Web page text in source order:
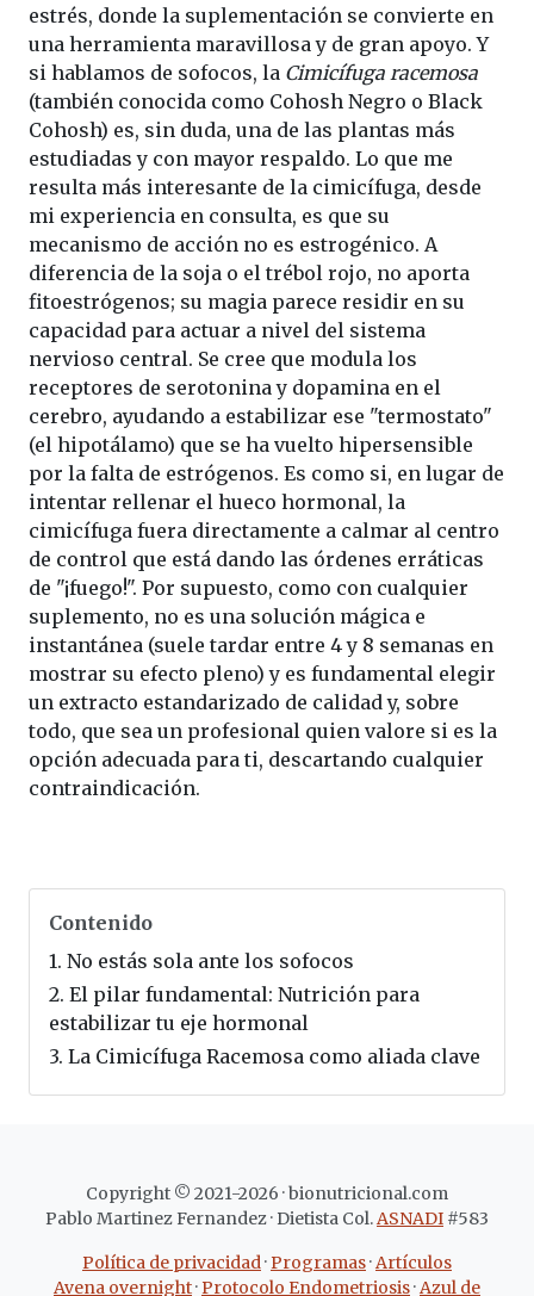
estrés, donde la suplementación se convierte en
una herramienta maravillosa y de gran apoyo. Y
si hablamos de sofocos, la Cimicífuga racemosa
(también conocida como Cohosh Negro o Black
Cohosh) es, sin duda, una de las plantas más
estudiadas y con mayor respaldo. Lo que me
resulta más interesante de la cimicífuga, desde
mi experiencia en consulta, es que su
mecanismo de acción no es estrogénico. A
diferencia de la soja o el trébol rojo, no aporta
fitoestrógenos; su magia parece residir en su
capacidad para actuar a nivel del sistema
nervioso central. Se cree que modula los
receptores de serotonina y dopamina en el
cerebro, ayudando a estabilizar ese "termostato"
(el hipotálamo) que se ha vuelto hipersensible
por la falta de estrógenos. Es como si, en lugar de
intentar rellenar el hueco hormonal, la
cimicífuga fuera directamente a calmar al centro
de control que está dando las órdenes erráticas
de "¡fuego!". Por supuesto, como con cualquier
suplemento, no es una solución mágica e
instantánea (suele tardar entre 4 y 8 semanas en
mostrar su efecto pleno) y es fundamental elegir
un extracto estandarizado de calidad y, sobre
todo, que sea un profesional quien valore si es la
opción adecuada para ti, descartando cualquier
contraindicación.
Contenido
1. No estás sola ante los sofocos
2. El pilar fundamental: Nutrición para
estabilizar tu eje hormonal
3. La Cimicífuga Racemosa como aliada clave
Copyright © 2021-2026 · bionutricional.com
Pablo Martinez Fernandez·Dietista Col.ASNADI #583
Política de privacidad·Programas·Artículos
Avena overnight·Protocolo Endometriosis·Azul de